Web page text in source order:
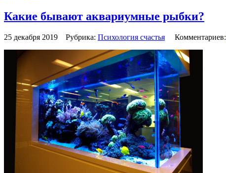
Какие бывают аквариумные рыбки?
25 декабря 2019 Рубрика: Психология счастья Комментариев: